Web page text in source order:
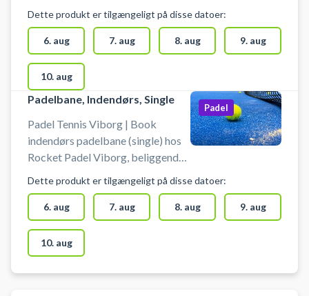
padel og spil padel i Viborg på
indendørs padelbaner i Rocket
Padel Padelcenter.
Dette produkt er tilgængeligt på disse datoer:
6. aug 7. aug 8. aug 9. aug
10. aug
Padelbane, Indendørs, Single
Padel Tennis Viborg | Book
indendørs padelbane (single) hos
Rocket Padel Viborg, beliggende
en padelbane og spil padel tennis i
Viborg på padelbanerne i Rocket
Padels Padelcenter centralt i byen.
Padel
Dette produkt er tilgængeligt på disse datoer:
6. aug 7. aug 8. aug 9. aug
10. aug